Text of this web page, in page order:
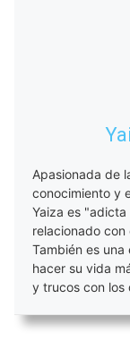
Apasionada de
conocimiento y
Yaiza es
relacionado con
También es
hacer su vida
y trucos con los